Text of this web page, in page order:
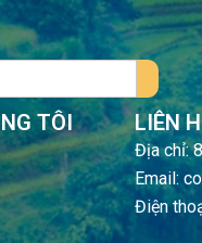
TÔI LIÊN
Địa chỉ:
Email:
Điện